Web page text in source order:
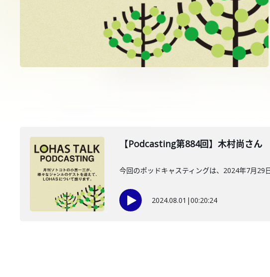
【Podcasting第884回】木村尚さん
今回のポッドキャスティングは、2024年7月29
2024.08.01 |00:20:24